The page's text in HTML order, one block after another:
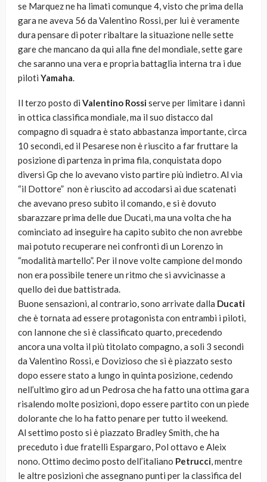
se Marquez ne ha limati comunque 4, visto che prima della
gara ne aveva 56 da Valentino Rossi, per lui è veramente
dura pensare di poter ribaltare la situazione nelle sette
gare che mancano da qui alla fine del mondiale, sette gare
che saranno una vera e propria battaglia interna tra i due
piloti Yamaha.
Il terzo posto di Valentino Rossiserve per limitare i danni
in ottica classifica mondiale, ma il suo distacco dal
compagno di squadra è stato abbastanza importante, circa
10 secondi, ed il Pesarese non è riuscito a far fruttare la
posizione di partenza in prima fila, conquistata dopo
diversi Gp che lo avevano visto partire più indietro. Al via
“il Dottore” non è riuscito ad accodarsi ai due scatenati
che avevano preso subito il comando, e si è dovuto
sbarazzare prima delle due Ducati, ma una volta che ha
cominciato ad inseguire ha capito subito che non avrebbe
mai potuto recuperare nei confronti di un Lorenzo in
“modalità martello”. Per il nove volte campione del mondo
non era possibile tenere un ritmo che si avvicinasse a
quello dei due battistrada.
Buone sensazioni, al contrario, sono arrivate dalla Ducati
che è tornata ad essere protagonista con entrambi i piloti,
con Iannone che si è classificato quarto, precedendo
ancora una volta il più titolato compagno, a soli 3 secondi
da Valentino Rossi, e Dovizioso che si è piazzato sesto
dopo essere stato a lungo in quinta posizione, cedendo
nell’ultimo giro ad un Pedrosa che ha fatto una ottima gara
risalendo molte posizioni, dopo essere partito con un piede
dolorante che lo ha fatto penare per tutto il weekend.
Al settimo posto si è piazzato Bradley Smith, che ha
preceduto i due fratelli Espargaro, Pol ottavo e Aleix
nono. Ottimo decimo posto dell’italiano Petrucci, mentre
le altre posizioni che assegnano punti per la classifica del